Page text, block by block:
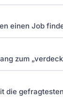
einen Job
zum
die